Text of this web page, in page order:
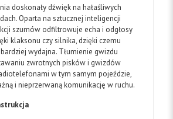
doskonały dźwięk na hałaśliwych
Oparta na sztucznej inteligencji
szumów odfiltrowuje echa i odgłosy
klaksonu czy silnika, dzięki czemu
wydajna. Tłumienie gwizdu
zwrotnych pisków i gwizdów
w tym samym pojeździe,
i nieprzerwaną komunikację w ruchu.